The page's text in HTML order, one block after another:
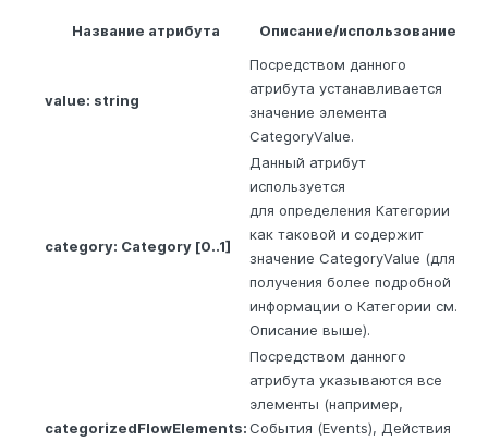
Название атрибута Описание/использование
value: string
Посредством данного
атрибута устанавливается
значение элемента
CategoryValue.
category: Category [0..1]
Данный атрибут
используется
для определения Категории
как таковой и содержит
значение CategoryValue (для
получения более подробной
информации о Категории см.
Описание выше).
categorizedFlowElements:
Посредством данного
атрибута указываются все
элементы (например,
События (Events), Действия